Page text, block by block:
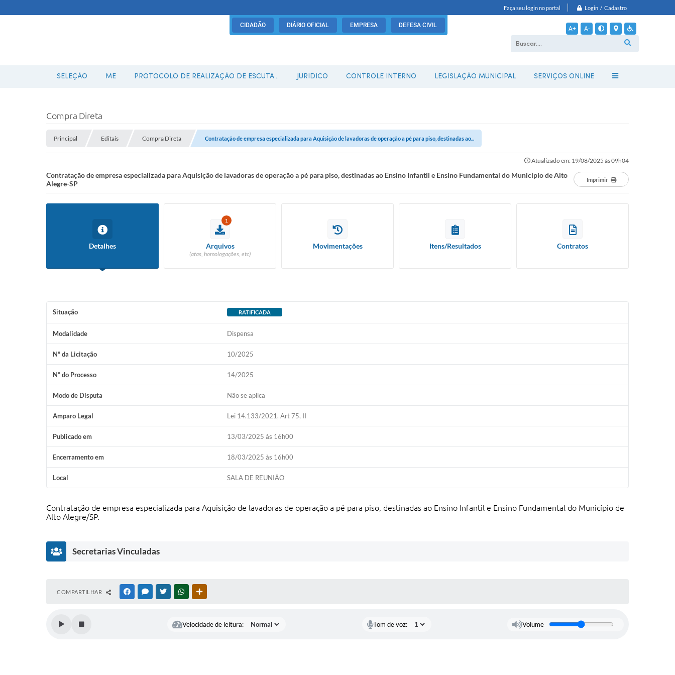
Faça seu login no portal Login / Cadastro
CIDADÃO DIÁRIO OFICIAL EMPRESA DEFESA CIVIL A+ A-
SELEÇÃO ME PROTOCOLO DE REALIZAÇÃO DE ESCUTA... JURIDICO CONTROLE INTERNO LEGISLAÇÃO MUNICIPAL SERVIÇOS ONLINE
Compra Direta
Principal Editais Compra Direta Contratação de empresa especializada para Aquisição de lavadoras de operação a pé para piso, destinadas ao...
Atualizado em: 19/08/2025 às 09h04
Contratação de empresa especializada para Aquisição de lavadoras de operação a pé para piso, destinadas ao Ensino Infantil e Ensino Fundamental do Município de Alto
Alegre-SP
Imprimir
Detalhes
1
Arquivos
(atas, homologações, etc)
Movimentações Itens/Resultados Contratos
Situação RATIFICADA
Modalidade Dispensa
Nº da Licitação 10/2025
Nº do Processo 14/2025
Modo de Disputa Não se aplica
Amparo Legal Lei 14.133/2021, Art 75, II
Publicado em 13/03/2025 às 16h00
Encerramento em 18/03/2025 às 16h00
Local SALA DE REUNIÃO
Contratação de empresa especializada para Aquisição de lavadoras de operação a pé para piso, destinadas ao Ensino Infantil e Ensino Fundamental do Município de
Alto Alegre/SP.
Secretarias Vinculadas
d
COMPARTILHAR FACEBOOKMESSENGER
TWITTERWHATSAPP
Velocidade de leitura: Tom de voz: Volume